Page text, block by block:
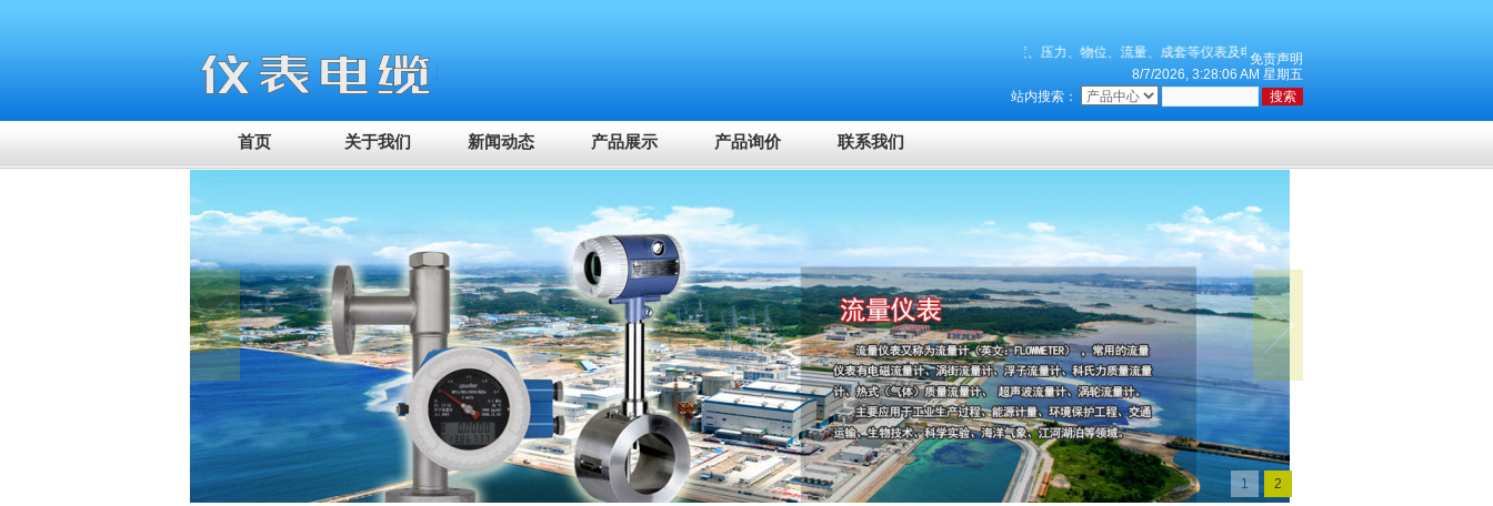
专业提供温度、压力、物位、流量、成套等仪表及电线电缆产品，公司技术厚实，产品受广大
免责声明
8/7/2026, 3:28:06 AM 星期五
站内搜索：
首页 关于我们 新闻动态 产品展示 产品询价 联系我们
1 2